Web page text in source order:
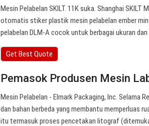
Mesin Pelabelan SKILT. 11K suka. Shanghai
otomatis stiker plastik mesin pelabelan ember
pelabelan DLM-A cocok untuk berbagai ukuran
Get Best Quote
Pemasok Produsen Mesin
Mesin Pelabelan - Elmark Packaging, Inc. Selama
dan bahan berbeda yang membantu memperluas
itu termasuk proses pencetakan litograf